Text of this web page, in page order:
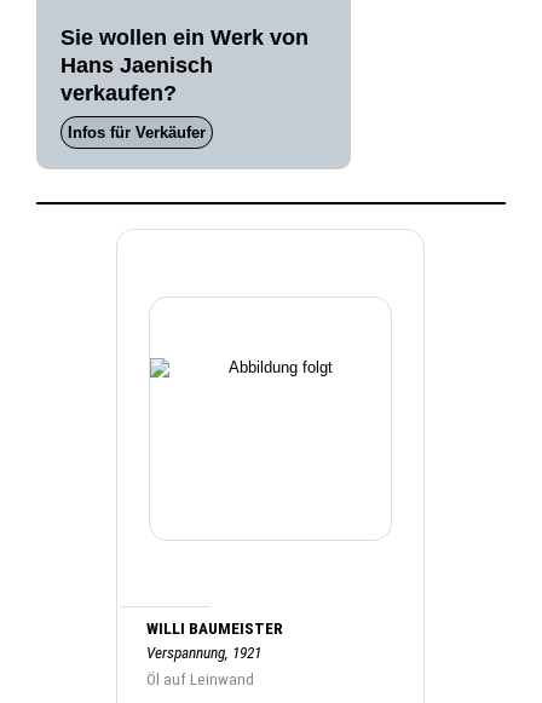
Sie wollen ein Werk von
Hans Jaenisch
verkaufen?
Infos für Verkäufer
WILLI BAUMEISTER
Verspannung, 1921
Öl auf Leinwand